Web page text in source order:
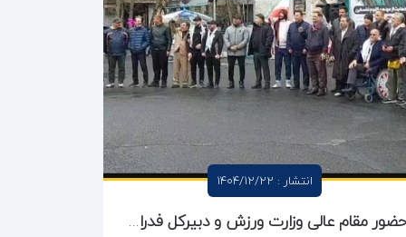
انتشار : 1404/12/22
حضور مقام عالی وزارت ورزش و دبیرکل فدراسیون ورزش‌های همگانی در اجتماع جامعه ورزش در میدان فلسطین